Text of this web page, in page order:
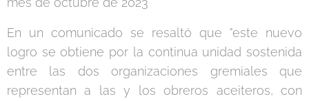
En un comunicado se resaltó que "este nuevo
logro se obtiene por la continua unidad sostenida
entre las dos organizaciones gremiales que
representan a las y los obreros aceiteros, con